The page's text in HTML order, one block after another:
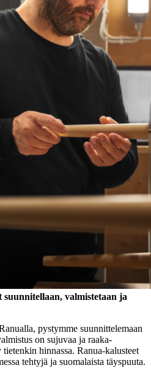
valmistetaan ja
pystymme suunnittelemaan
on sujuvaa ja raaka-
hinnassa. Ranua-kalusteet
tehtyjä ja suomalaista täyspuuta.